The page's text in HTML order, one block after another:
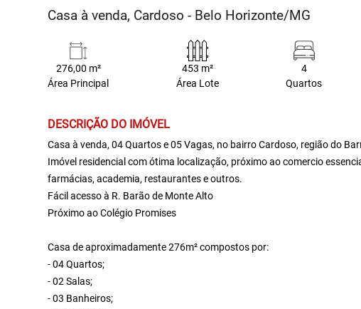
Casa à venda, Cardoso - Belo Horizonte/MG
276,00 m²
Área Principal
453 m²
Área Lote
4
Quartos
DESCRIÇÃO DO IMÓVEL
Casa à venda, 04 Quartos e 05 Vagas, no bairro Cardoso, região do
Imóvel residencial com ótima localização, próximo ao comercio
farmácias, academia, restaurantes e outros.
Fácil acesso à R. Barão de Monte Alto
Próximo ao Colégio Promises
Casa de aproximadamente 276m² compostos por:
- 04 Quartos;
- 02 Salas;
- 03 Banheiros;